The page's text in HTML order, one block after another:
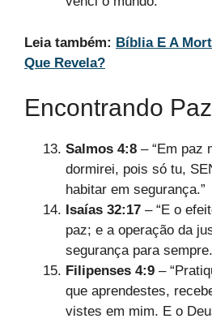
Leia também: Bíblia E A
Que Revela?
Encontrando
Salmos 4:8 – “Em paz
dormirei, pois só tu,
habitar em segurança.”
Isaías 32:17 – “E o
paz; e a operação da
segurança para
Filipenses 4:9 –
que aprendestes,
vistes em mim. E o